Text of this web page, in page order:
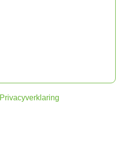
Privacyverklaring